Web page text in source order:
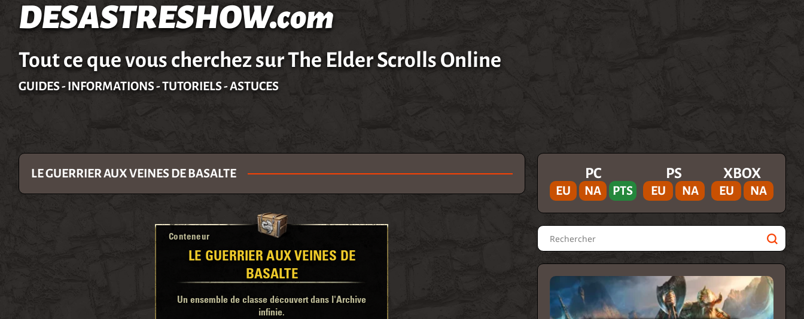
DESASTRESHOW.com
Tout ce que vous cherchez sur The Elder Scrolls Online
GUIDES - INFORMATIONS - TUTORIELS - ASTUCES
LE GUERRIER AUX VEINES DE BASALTE
Conteneur
LE GUERRIER AUX VEINES DE
BASALTE
Un ensemble de classe découvert dans l'Archive
infinie.
PC
EU NA PTS
PS
EU NA
XBOX
EU NA
Rechercher